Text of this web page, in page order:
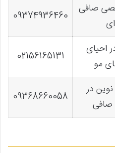
صافی
09374936460
احیای
مو
02156165131
نوین در
09368660058